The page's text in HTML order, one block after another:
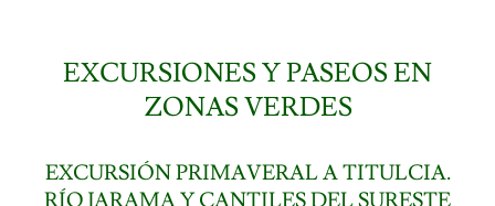
EXCURSIONES Y PASEOS EN
ZONAS VERDES
EXCURSIÓN PRIMAVERAL A TITULCIA.